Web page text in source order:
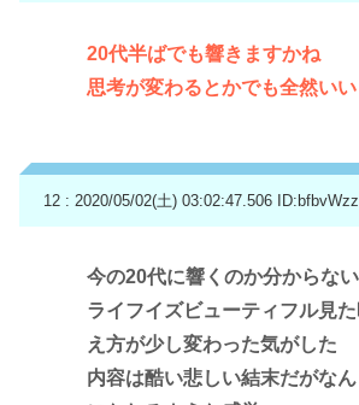
20代半ばでも響きますかね
思考が変わるとかでも全然いい
12 : 2020/05/02(土) 03:02:47.506
今の20代に響くのか分からな
ライフイズビューティフル見
え方が少し変わった気がした
内容は酷い悲しい結末だがな